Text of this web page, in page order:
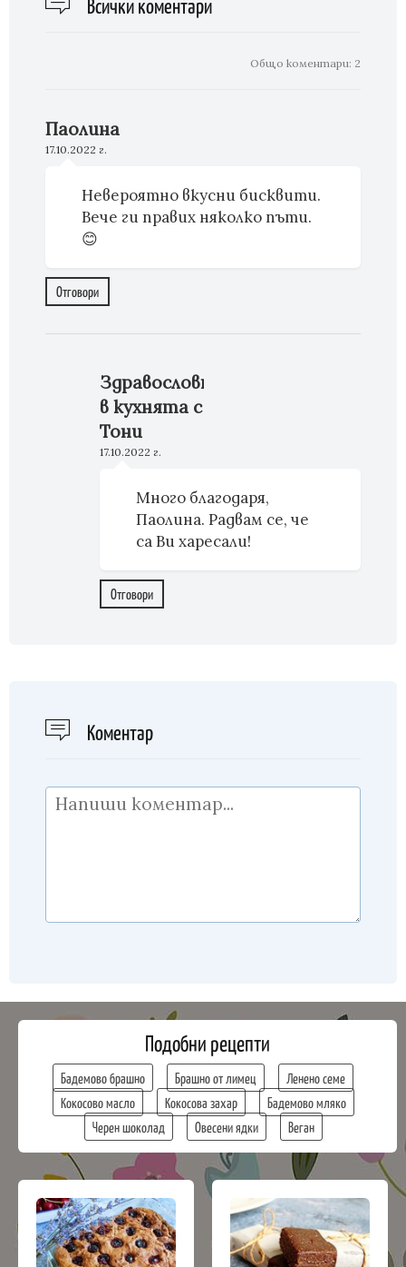
Общо коментари: 2
Паолина
17.10.2022 г.
Невероятно вкусни бисквити.
Вече ги правих няколко пъти.
😊
Отговори
Здравословно
в кухнята с
Тони
17.10.2022 г.
Много благодаря,
Паолина. Радвам се, че
са Ви харесали!
Отговори
Kоментар
Подобни рецепти
Бадемово брашно Брашно от лимец
Ленено семе
Кокосово масло
Кокосова захар
Бадемово мляко
Черен шоколад
Овесени ядки Веган